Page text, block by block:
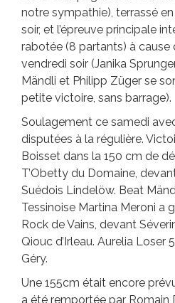
notre sympathie), terrassé
soir, et l’épreuve principale
rabotée (8 partants) à cause
vendredi soir (Janika
Mändli et Philipp Züger se
petite victoire, sans barrage).
Soulagement ce samedi
disputées à la régulière.
Boisset dans la 150 cm de
T’Obetty du Domaine,
Suédois Lindelöw. Beat
Tessinoise Martina Meroni a
Rock de Vains, devant
Qiouc d’Irleau. Aurelia Loser
Géry.
Une 155cm était encore
a été remportée par